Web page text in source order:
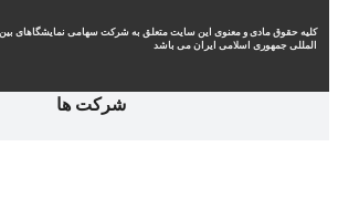
کلیه حقوق مادی و معنوی این سایت متعلق به شرکت سهامی نمایشگاهای بین
المللی جمهوری اسلامی ايران می باشد
شرکت ها